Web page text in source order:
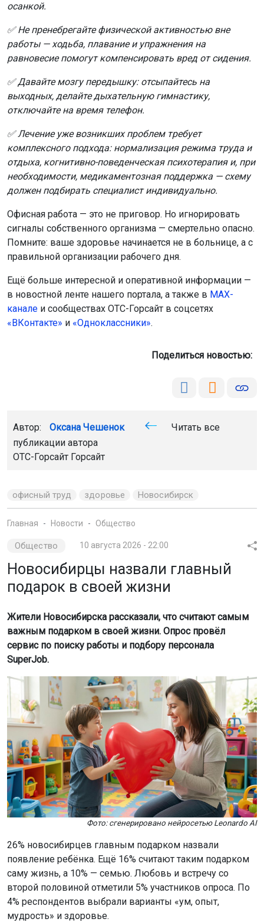
осанкой.
✅ Не пренебрегайте физической активностью вне
работы — ходьба, плавание и упражнения на
равновесие помогут компенсировать вред от сидения.
✅ Давайте мозгу передышку: отсыпайтесь на
выходных, делайте дыхательную гимнастику,
отключайте на время телефон.
✅ Лечение уже возникших проблем требует
комплексного подхода: нормализация режима труда и
отдыха, когнитивно-поведенческая психотерапия и, при
необходимости, медикаментозная поддержка — схему
должен подбирать специалист индивидуально.
Офисная работа — это не приговор. Но игнорировать
сигналы собственного организма — смертельно опасно.
Помните: ваше здоровье начинается не в больнице, а с
правильной организации рабочего дня.
Ещё больше интересной и оперативной информации —
в новостной ленте нашего портала, а также в МАХ-
канале и сообществах ОТС-Горсайт в соцсетях
«ВКонтакте» и «Одноклассники».
Поделиться новостью:
Автор: Оксана Чешенок
Читать все
публикации автора
ОТС-Горсайт Горсайт
офисный труд здоровье Новосибирск
Главная Новости Общество
Общество 10 августа 2026 - 22:00
Новосибирцы назвали главный
подарок в своей жизни
Жители Новосибирска рассказали, что считают самым
важным подарком в своей жизни. Опрос провёл
сервис по поиску работы и подбору персонала
SuperJob.
Фото: сгенерировано нейросетью Leonardo AI
26% новосибирцев главным подарком назвали
появление ребёнка. Ещё 16% считают таким подарком
саму жизнь, а 10% — семью. Любовь и встречу со
второй половиной отметили 5% участников опроса. По
4% респондентов выбрали варианты «ум, опыт,
мудрость» и здоровье.